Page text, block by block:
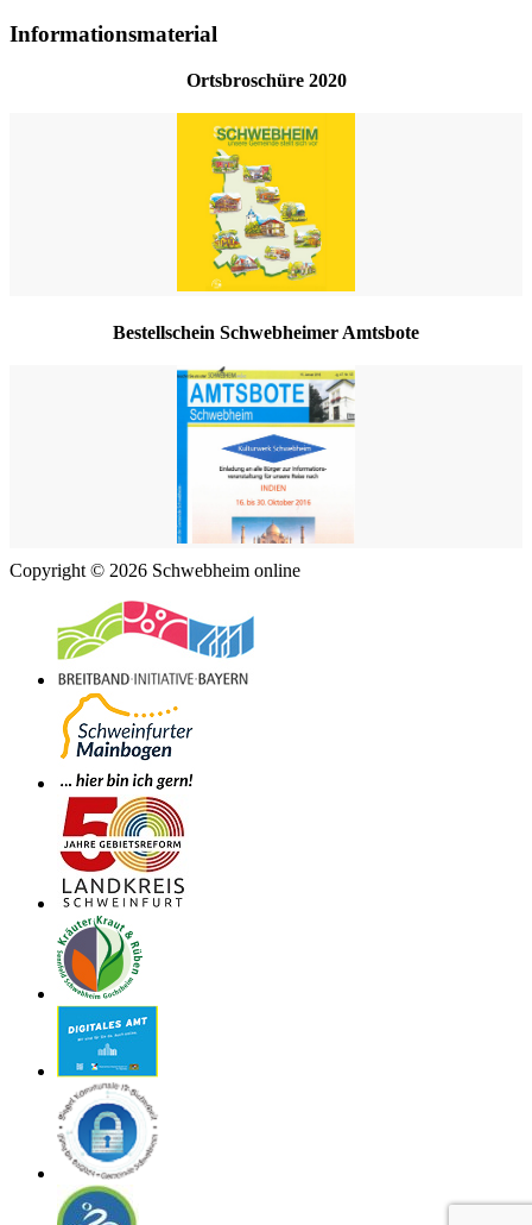
Informationsmaterial
Ortsbroschüre 2020
Bestellschein Schwebheimer Amtsbote
Copyright © 2026 Schwebheim online